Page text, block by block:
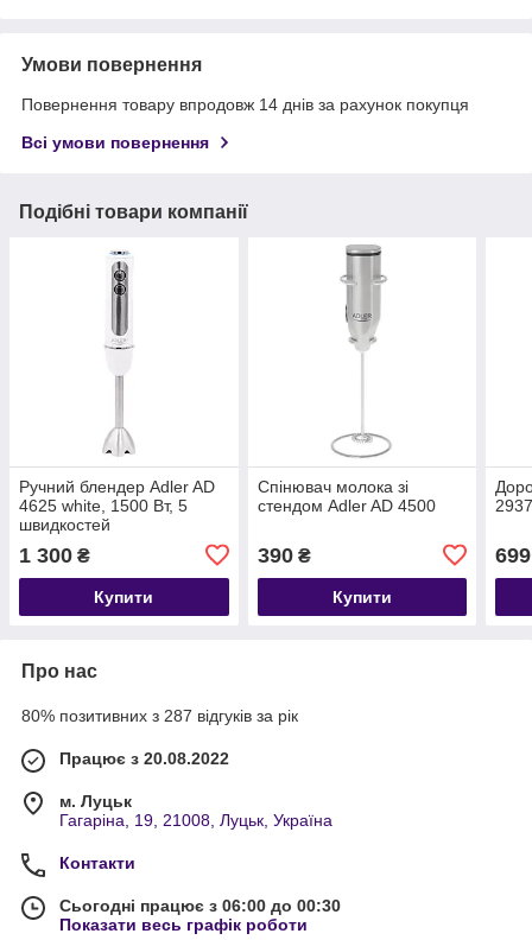
Умови повернення
Повернення товару впродовж 14 днів за рахунок покупця
Всі умови повернення
Подібні товари компанії
Ручний блендер Adler AD
4625 white, 1500 Вт, 5
швидкостей
1 300 ₴
Купити
Спінювач молока зі
стендом Adler AD 4500
390₴
Купити
699
Про нас
80% позитивних з 287 відгуків за рік
Працює з 20.08.2022
м. Луцьк
Гагаріна, 19, 21008, Луцьк, Україна
Контакти
Сьогодні працює з 06:00 до 00:30
Показати весь графік роботи